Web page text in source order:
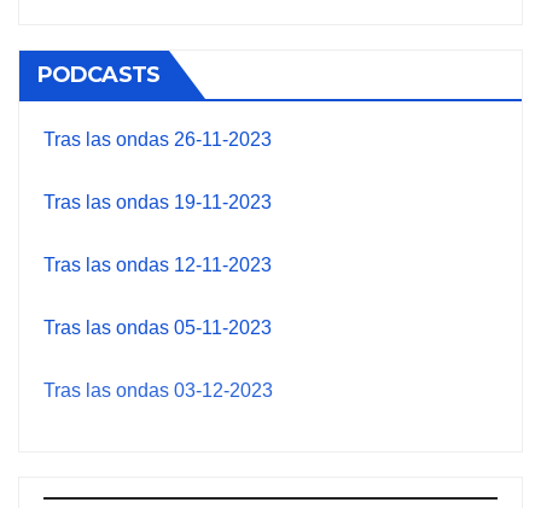
PODCASTS
Tras las ondas 26-11-2023
Tras las ondas 19-11-2023
Tras las ondas 12-11-2023
Tras las ondas 05-11-2023
Tras las ondas 03-12-2023